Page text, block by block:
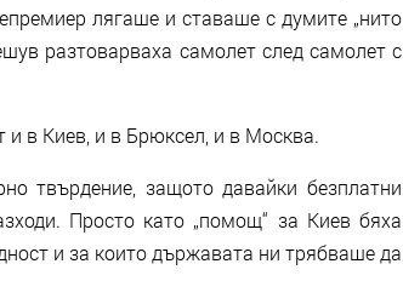
лягаше и ставаше с думите „нито
разтоварваха самолет след самолет с
и в Киев, и в Брюксел, и в Москва.
твърдение, защото давайки безплатни
Просто като „помощ“ за Киев бяха
и за които държавата ни трябваше да